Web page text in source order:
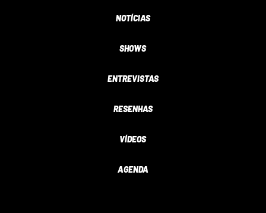
NOTÍCIAS
SHOWS
ENTREVISTAS
RESENHAS
VÍDEOS
AGENDA